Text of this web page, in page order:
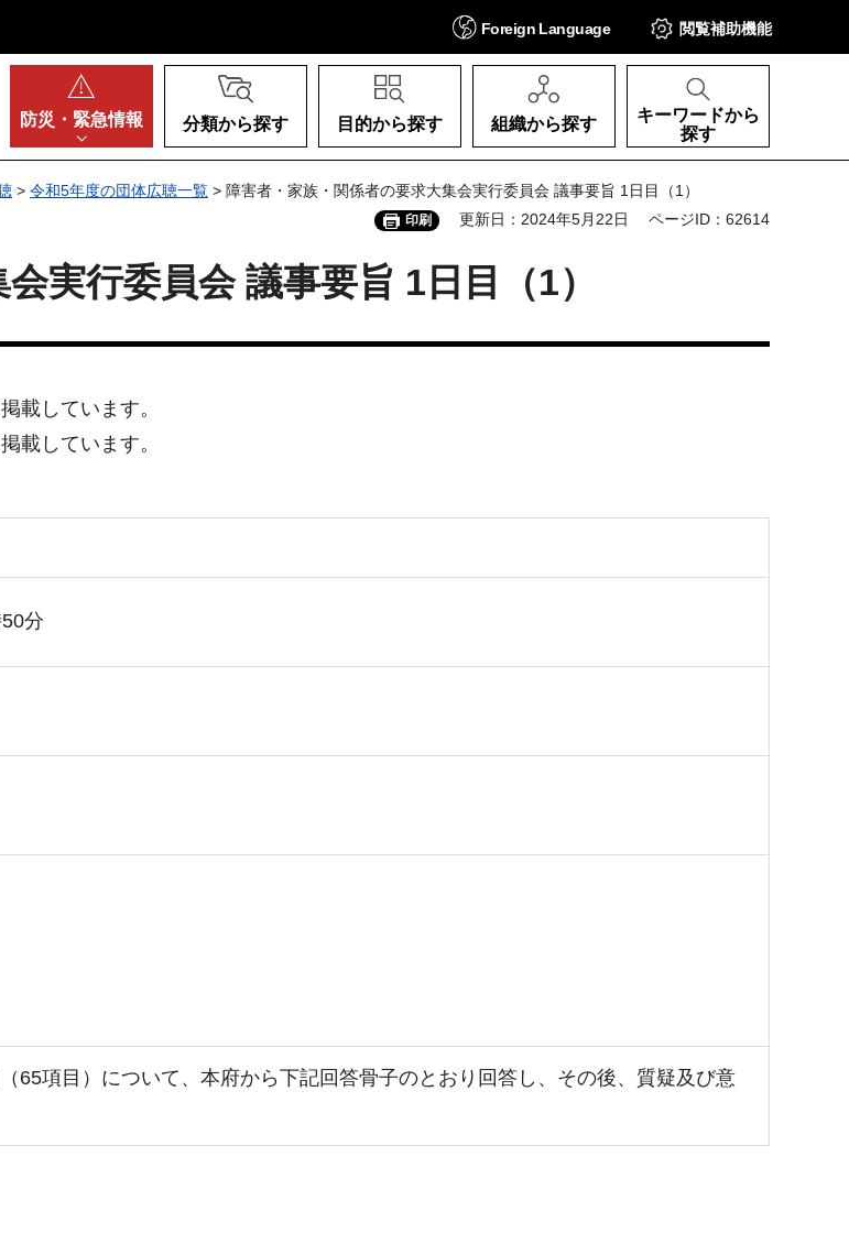
Foreign Language 閲覧補助機能
防災・ 緊急情報 分類から探す 目的から探す 組織から探す
キーワードから
探す
> 令和5年度の団体広聴一覧 > 障害者・家族・関係者の要求大集会実行委員会 議事要旨 1日目（1）
印刷 更新日：2024年5月22日 ページID：62614
実行委員会 議事要旨 1日目（1）
載しています。
載しています。
分
65項目）について、本府から下記回答骨子のとおり回答し、その後、質疑及び意